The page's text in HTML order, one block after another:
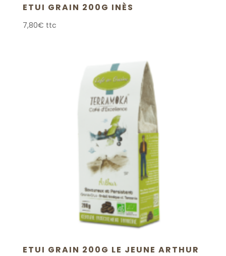
ETUI GRAIN 200G INÈS
7,80€ ttc
ETUI GRAIN 200G LE JEUNE ARTHUR